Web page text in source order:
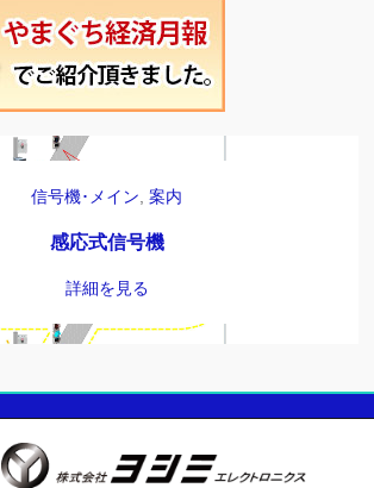
無線リモコン対応信号機
詳細を見る
信号機･メイン ,案内
感応式信号機
詳細を見る
軽量パネル表示板